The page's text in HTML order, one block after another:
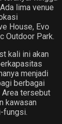
lima venue
House, Evo
Outdoor Park.
kali ini akan
menjadi
berbagai
tersebut
kawasan
fungsi.